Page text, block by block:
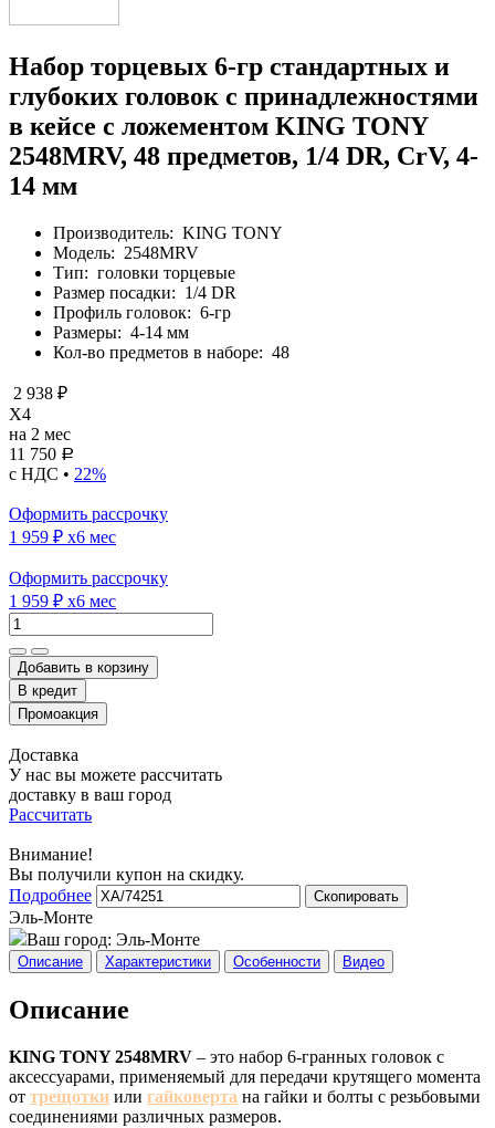
Набор торцевых 6-гр стандартных и
глубоких головок с принадлежностями
в кейсе с ложементом KING TONY
2548MRV, 48 предметов, 1/4 DR, CrV, 4-
14 мм
Производитель: KING TONY
Модель: 2548MRV
Тип: головки торцевые
Размер посадки: 1/4 DR
Профиль головок: 6-гр
Размеры: 4-14 мм
Кол-во предметов в наборе: 48
2 938 ₽
X4
на 2 мес
11 750 Р
с НДС • 22%
Оформить рассрочку
1 959 ₽ x6 мес
Оформить рассрочку
1 959 ₽ x6 мес
Добавить в корзину
Доставка
У нас вы можете рассчитать
доставку в ваш город
Рассчитать
Внимание!
Вы получили купон на скидку.
Подробнее
Скопировать
Эль-Монте
Ваш город: Эль-Монте
Описание Характеристики Особенности Видео
Описание
KING TONY 2548MRV – это набор 6-гранных головок с
аксессуарами, применяемый для передачи крутящего момента
от трещотки или гайковерта на гайки и болты с резьбовыми
соединениями различных размеров.